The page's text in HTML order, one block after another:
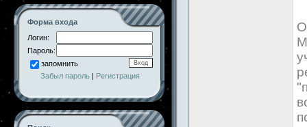
Форма входа
Логин:
Пароль:
запомнить
Забыл пароль | Регистрация